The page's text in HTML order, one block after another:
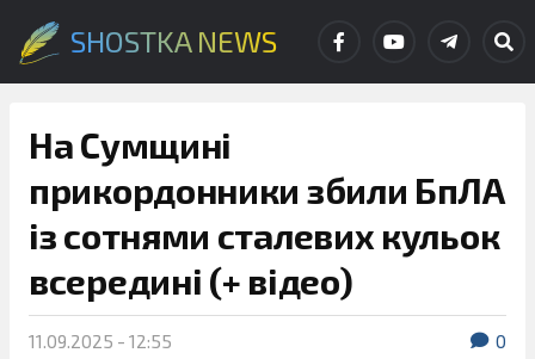
SHOSTKA NEWS
На Сумщині
прикордонники збили БпЛА
із сотнями сталевих кульок
всередині (+ відео)
11.09.2025 - 12:55 0